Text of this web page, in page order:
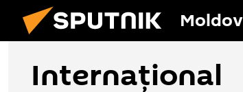
Internaţional